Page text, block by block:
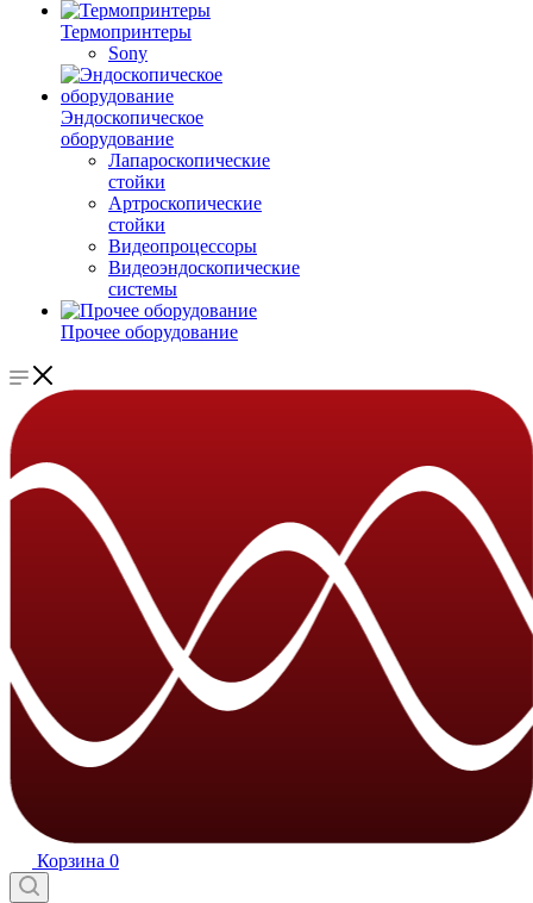
Термопринтеры
Sony
Эндоскопическое
оборудование
Лапароскопические
стойки
Артроскопические
стойки
Видеопроцессоры
Видеоэндоскопические
системы
Прочее оборудование
Корзина 0